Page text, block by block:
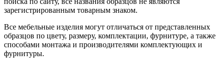
зарегистрированным товарным знаком.
Все мебельные изделия могут отличаться от представленных
образцов по цвету, размеру, комплектации, фурнитуре, а также
способами монтажа и производителями комплектующих и
фурнитуры.